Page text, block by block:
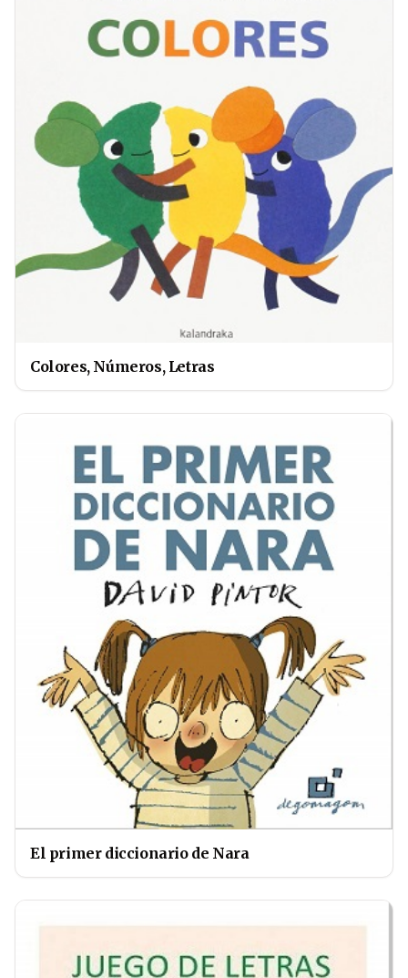
Colores, Números, Letras
El primer diccionario de Nara